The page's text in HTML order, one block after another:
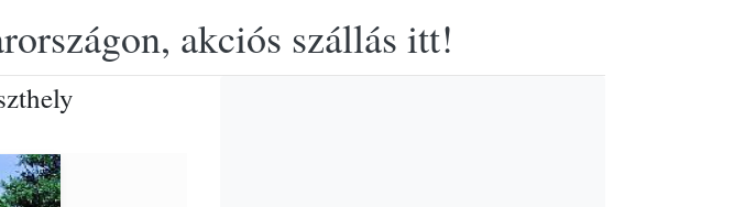
akciós szállás itt!